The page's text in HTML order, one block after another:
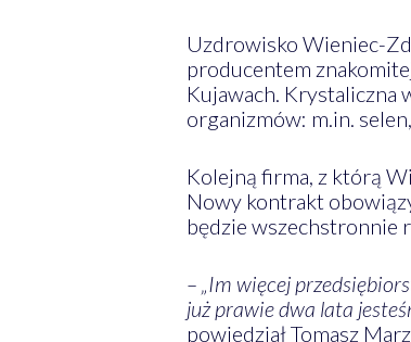
Uzdrowisko Wieniec-
producentem
Kujawach. Krystaliczna
organizmów: m.in.
Kolejną firma, z którą
Nowy kontrakt
będzie wszechstronnie
– „Im więcej
już prawie dwa lata
powiedział Tomasz